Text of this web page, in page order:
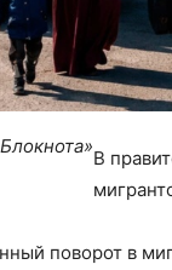
В
поворот в